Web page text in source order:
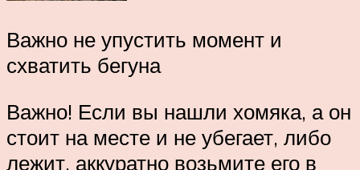
Важно не упустить момент и
схватить бегуна
Важно! Если вы нашли хомяка, а он
стоит на месте и не убегает, либо
лежит, аккуратно возьмите его в